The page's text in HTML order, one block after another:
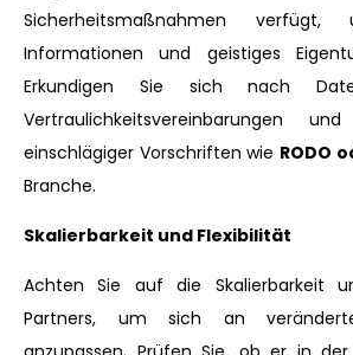
Sicherheitsmaßnahmen verfügt,
Informationen und geistiges
Erkundigen Sie sich nach
Vertraulichkeitsvereinbarungen
einschlägiger Vorschriften wie RODO
Branche.
Skalierbarkeit und Flexibilität
Achten Sie auf die Skalierbarkeit
Partners, um sich an